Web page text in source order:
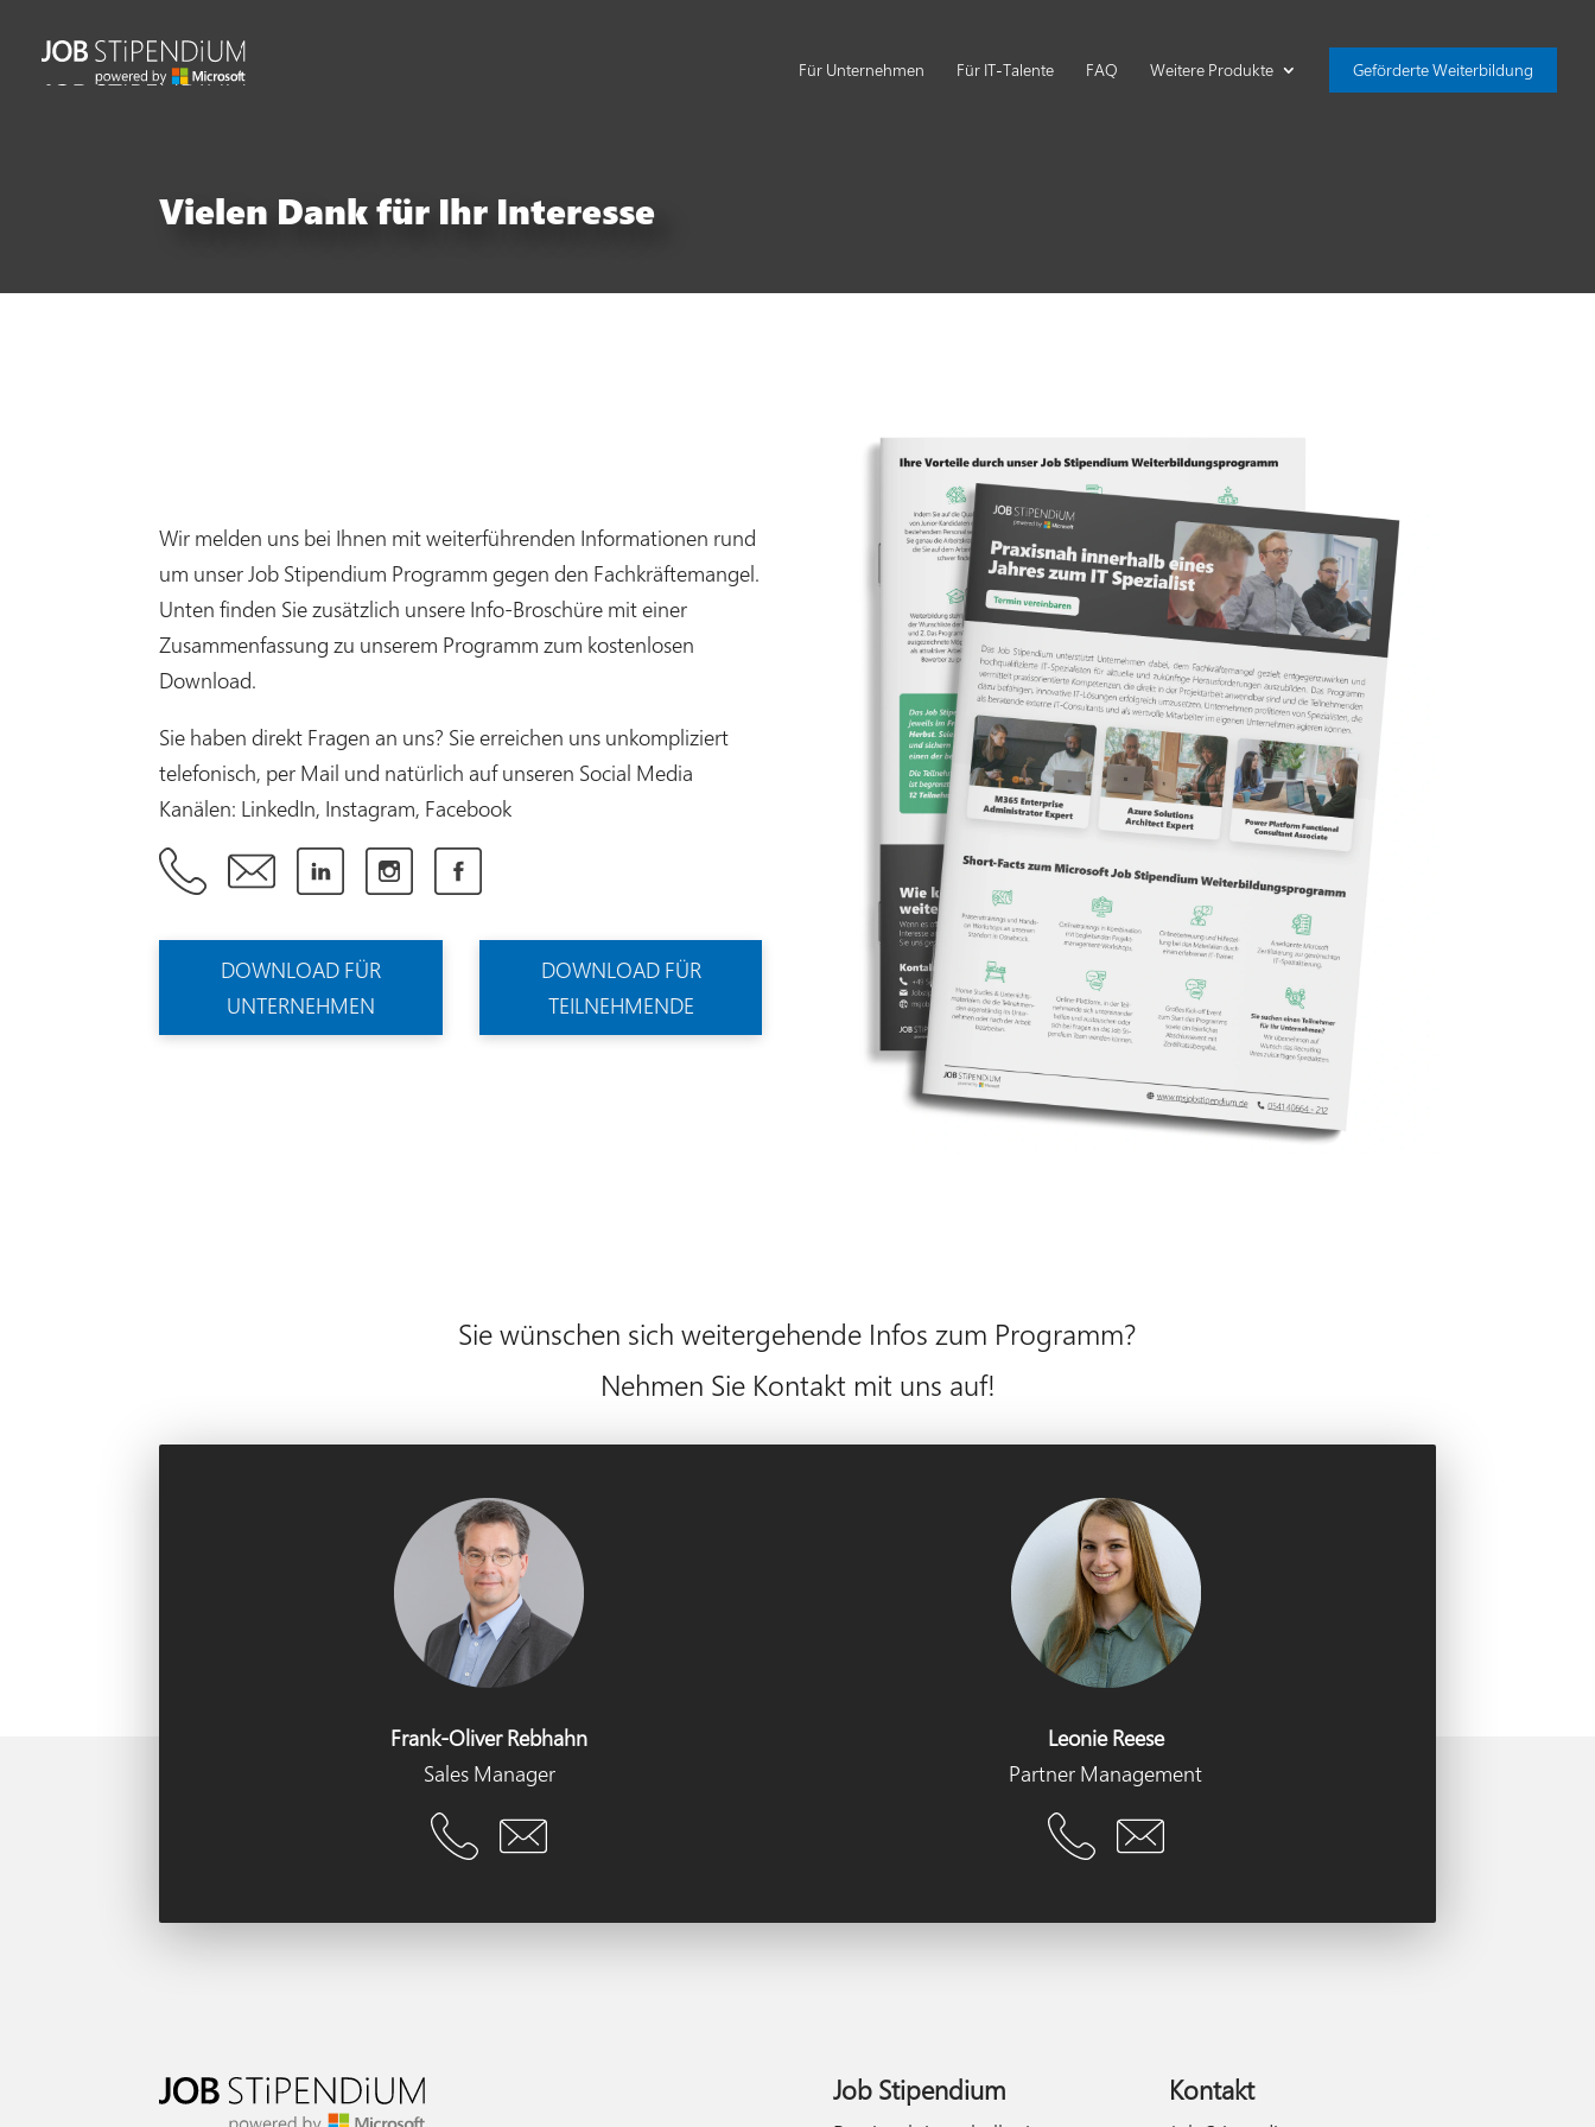
Für Unternehmen Für IT-Talente FAQ Weitere Produkte Geförderte Weiterbildung
Vielen Dank für Ihr Interesse
Wir melden uns bei Ihnen mit weiterführenden Informationen rund
um unser Job Stipendium Programm gegen den Fachkräftemangel.
Unten finden Sie zusätzlich unsere Info-Broschüre mit einer
Zusammenfassung zu unserem Programm zum kostenlosen
Download.
Sie haben direkt Fragen an uns? Sie erreichen uns unkompliziert
telefonisch, per Mail und natürlich auf unseren Social Media
Kanälen: LinkedIn, Instagram, Facebook
DOWNLOAD FÜR
UNTERNEHMEN
DOWNLOAD FÜR
TEILNEHMENDE
Sie wünschen sich weitergehende Infos zum Programm?
Nehmen Sie Kontakt mit uns auf!
Frank-Oliver Rebhahn
Sales Manager
Leonie Reese
Partner Management
Job Stipendium Kontakt